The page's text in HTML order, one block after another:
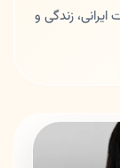
زندگی و